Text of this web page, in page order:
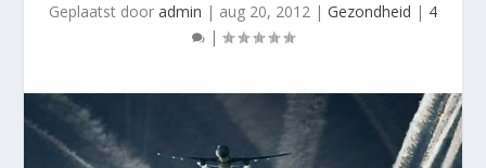
Geplaatst door admin | aug 20, 2012 | Gezondheid | 4
|